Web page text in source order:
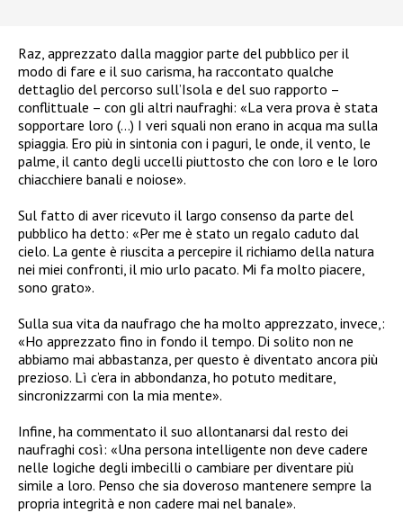
Raz, apprezzato dalla maggior parte del pubblico per il
modo di fare e il suo carisma, ha raccontato qualche
dettaglio del percorso sull’Isola e del suo rapporto –
conflittuale – con gli altri naufraghi: «La vera prova è stata
sopportare loro (…) I veri squali non erano in acqua ma sulla
spiaggia. Ero più in sintonia con i paguri, le onde, il vento, le
palme, il canto degli uccelli piuttosto che con loro e le loro
chiacchiere banali e noiose».
Sul fatto di aver ricevuto il largo consenso da parte del
pubblico ha detto: «Per me è stato un regalo caduto dal
cielo. La gente è riuscita a percepire il richiamo della natura
nei miei confronti, il mio urlo pacato. Mi fa molto piacere,
sono grato».
Sulla sua vita da naufrago che ha molto apprezzato, invece,:
«Ho apprezzato fino in fondo il tempo. Di solito non ne
abbiamo mai abbastanza, per questo è diventato ancora più
prezioso. Lì c’era in abbondanza, ho potuto meditare,
sincronizzarmi con la mia mente».
Infine, ha commentato il suo allontanarsi dal resto dei
naufraghi così: «Una persona intelligente non deve cadere
nelle logiche degli imbecilli o cambiare per diventare più
simile a loro. Penso che sia doveroso mantenere sempre la
propria integrità e non cadere mai nel banale».